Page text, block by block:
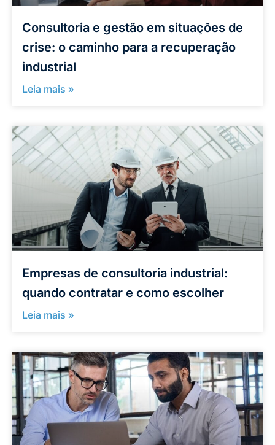
Consultoria e gestão em situações de
crise: o caminho para a recuperação
industrial
Leia mais »
Empresas de consultoria industrial:
quando contratar e como escolher
Leia mais »